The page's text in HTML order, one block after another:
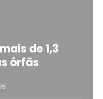
de 1,3
órfãs